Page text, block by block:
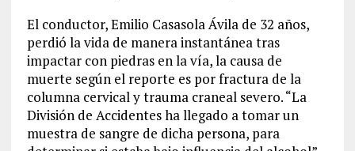
El conductor, Emilio Casasola Ávila de 32 años,
perdió la vida de manera instantánea tras
impactar con piedras en la vía, la causa de
muerte según el reporte es por fractura de la
columna cervical y trauma craneal severo. “La
División de Accidentes ha llegado a tomar un
muestra de sangre de dicha persona, para